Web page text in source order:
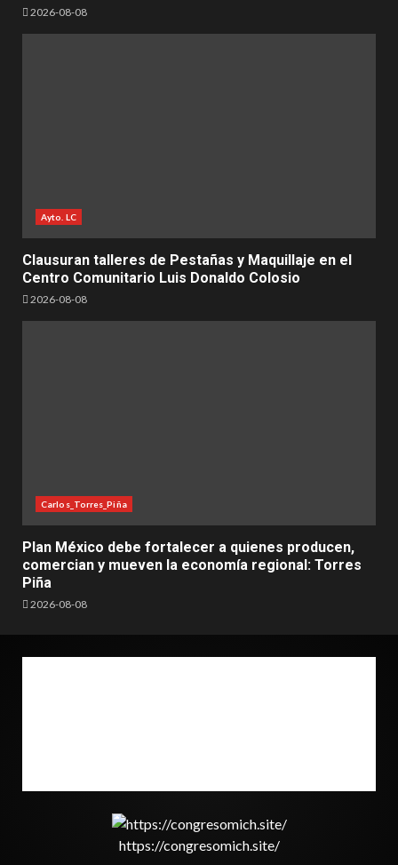
2026-08-08
Ayto. LC
Clausuran talleres de Pestañas y Maquillaje en el
Centro Comunitario Luis Donaldo Colosio
2026-08-08
Carlos_Torres_Piña
Plan México debe fortalecer a quienes producen,
comercian y mueven la economía regional: Torres
Piña
2026-08-08
https://congresomich.site/